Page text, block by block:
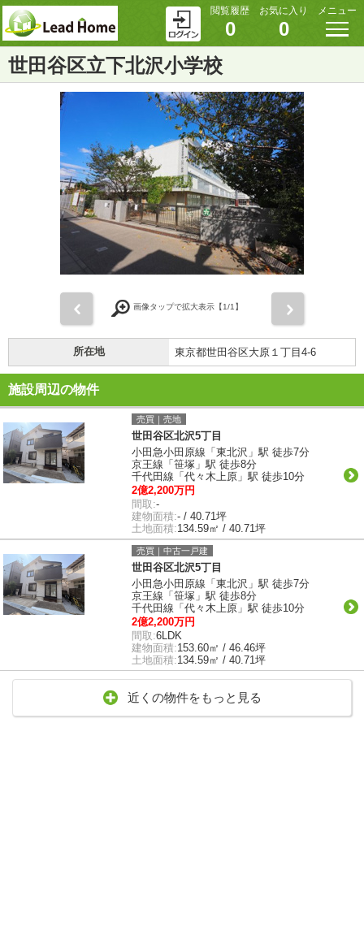
閲覧履歴
0
お気に入り
0
メニュー
世田谷区立下北沢小学校
画像タップで拡大表示【1/1】
所在地 東京都世田谷区大原１丁目4-6
施設周辺の物件
売買｜売地
世田谷区北沢5丁目
小田急小田原線「東北沢」駅 徒歩7分
京王線「笹塚」駅 徒歩8分
千代田線「代々木上原」駅 徒歩10分
2億2,200万円
間取:-
建物面積:- / 40.71坪
土地面積:134.59㎡ / 40.71坪
売買｜中古一戸建
世田谷区北沢5丁目
小田急小田原線「東北沢」駅 徒歩7分
京王線「笹塚」駅 徒歩8分
千代田線「代々木上原」駅 徒歩10分
2億2,200万円
間取:6LDK
建物面積:153.60㎡ / 46.46坪
土地面積:134.59㎡ / 40.71坪
近くの物件をもっと見る